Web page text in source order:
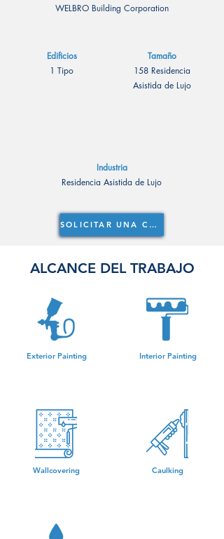
WELBRO Building Corporation
Edificios
1 Tipo
Tamaño
158 Residencia
Asistida de Lujo
Industria
Residencia Asistida de Lujo
SOLICITAR UNA COTIZACIÓN
ALCANCE DEL TRABAJO
Exterior Painting
Wallcovering
Interior Painting
Caulking